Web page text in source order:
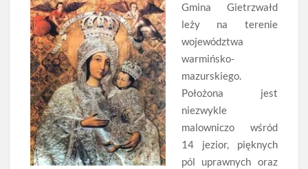
Gmina Gietrzwałd
leży na terenie
województwa
warmińsko-
mazurskiego.
Położona jest
niezwykle
malowniczo wśród
14 jezior, pięknych
pól uprawnych oraz